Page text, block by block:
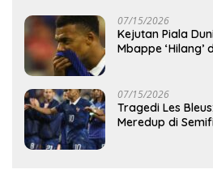
07/15/2026
Kejutan Piala
Mbappe ‘Hilang’
07/15/2026
Tragedi Les
Meredup di